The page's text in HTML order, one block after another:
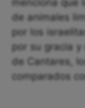
menciona que
de animales
por los
por su gracia y
de Cantares,
comparados